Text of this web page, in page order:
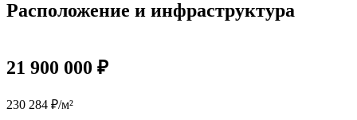
Расположение и инфраструктура
21 900 000 ₽
230 284 ₽/м²